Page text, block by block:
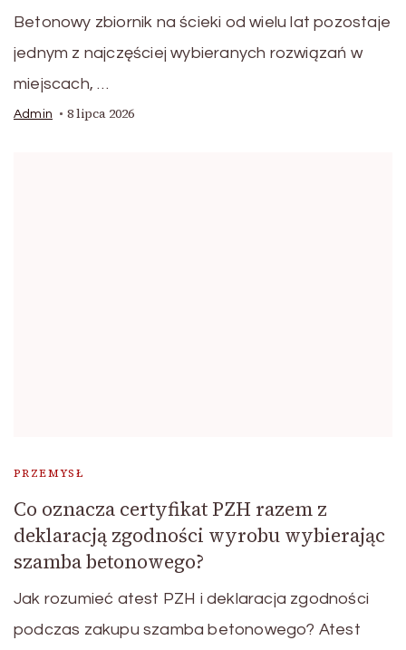
Betonowy zbiornik na ścieki od wielu lat pozostaje
jednym z najczęściej wybieranych rozwiązań w
miejscach, …
Admin 8 lipca 2026
PRZEMYSŁ
Co oznacza certyfikat PZH razem z
deklaracją zgodności wyrobu wybierając
szamba betonowego?
Jak rozumieć atest PZH i deklaracja zgodności
podczas zakupu szamba betonowego? Atest